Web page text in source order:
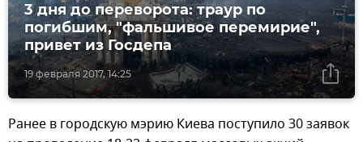
19 февраля 2017, 14:25
3 дня до переворота: траур по
погибшим, "фальшивое перемирие",
привет из Госдепа
Ранее в городскую мэрию Киева поступило 30 заявок